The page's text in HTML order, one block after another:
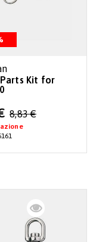
Kit for
8,83 €